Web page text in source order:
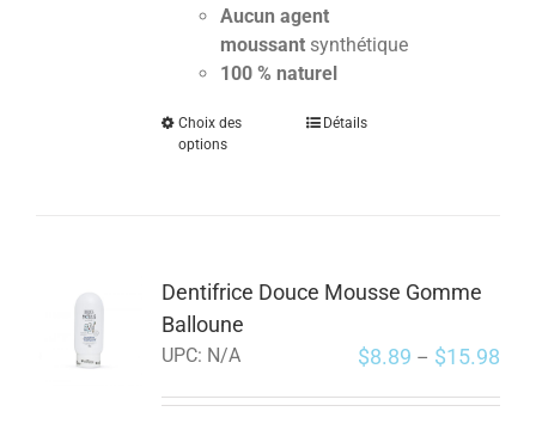
Aucun agent
moussant synthétique
100 % naturel
Choix des
options
Détails
Dentifrice Douce Mousse Gomme
Balloune
UPC: N/A $8.89 – $15.98